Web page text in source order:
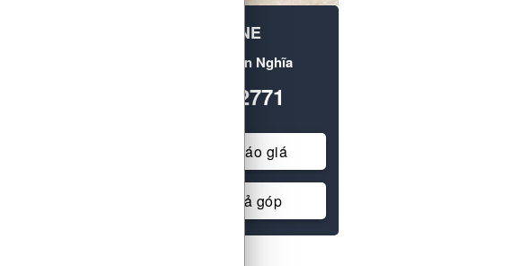
HOTLINE
Kia Mazda Yên Nghĩa
0987352771
Yêu cầu báo giá
Tư vấn trả góp